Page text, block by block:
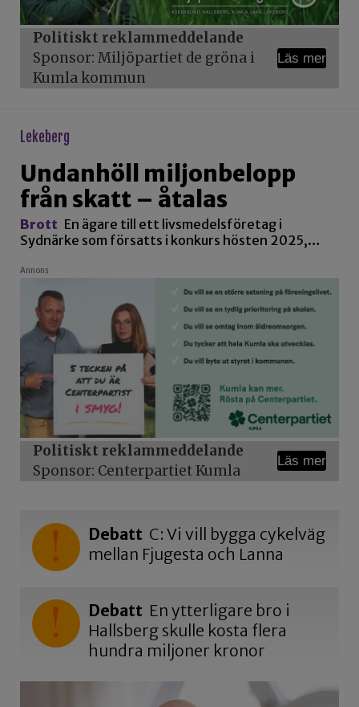
Politiskt reklammeddelande
Sponsor: Miljöpartiet de gröna i
Kumla kommun
Läs mer
lekeberg
Undanhöll miljonbelopp
från skatt – åtalas
Brott En ägare till ett livsmedelsföretag i
Sydnärke som försatts i konkurs hösten 2025,…
Annons
Politiskt reklammeddelande
Sponsor: Centerpartiet Kumla
Läs mer
Debatt C: Vi vill bygga cykelväg
mellan Fjugesta och Lanna
Debatt En ytterligare bro i
Hallsberg skulle kosta flera
hundra miljoner kronor